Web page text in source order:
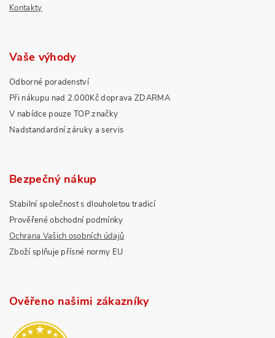
Kontakty
Vaše výhody
Odborné poradenství
Při nákupu nad 2.000Kč doprava ZDARMA
V nabídce pouze TOP značky
Nadstandardní záruky a servis
Bezpečný nákup
Stabilní společnost s dlouholetou tradicí
Prověřené obchodní podmínky
Ochrana Vašich osobních údajů
Zboží splňuje přísné normy EU
Ověřeno našimi zákazníky